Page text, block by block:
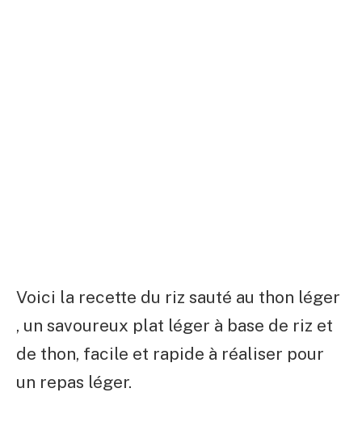
Voici la recette du riz sauté au thon léger
, un savoureux plat léger à base de riz et
de thon, facile et rapide à réaliser pour
un repas léger.